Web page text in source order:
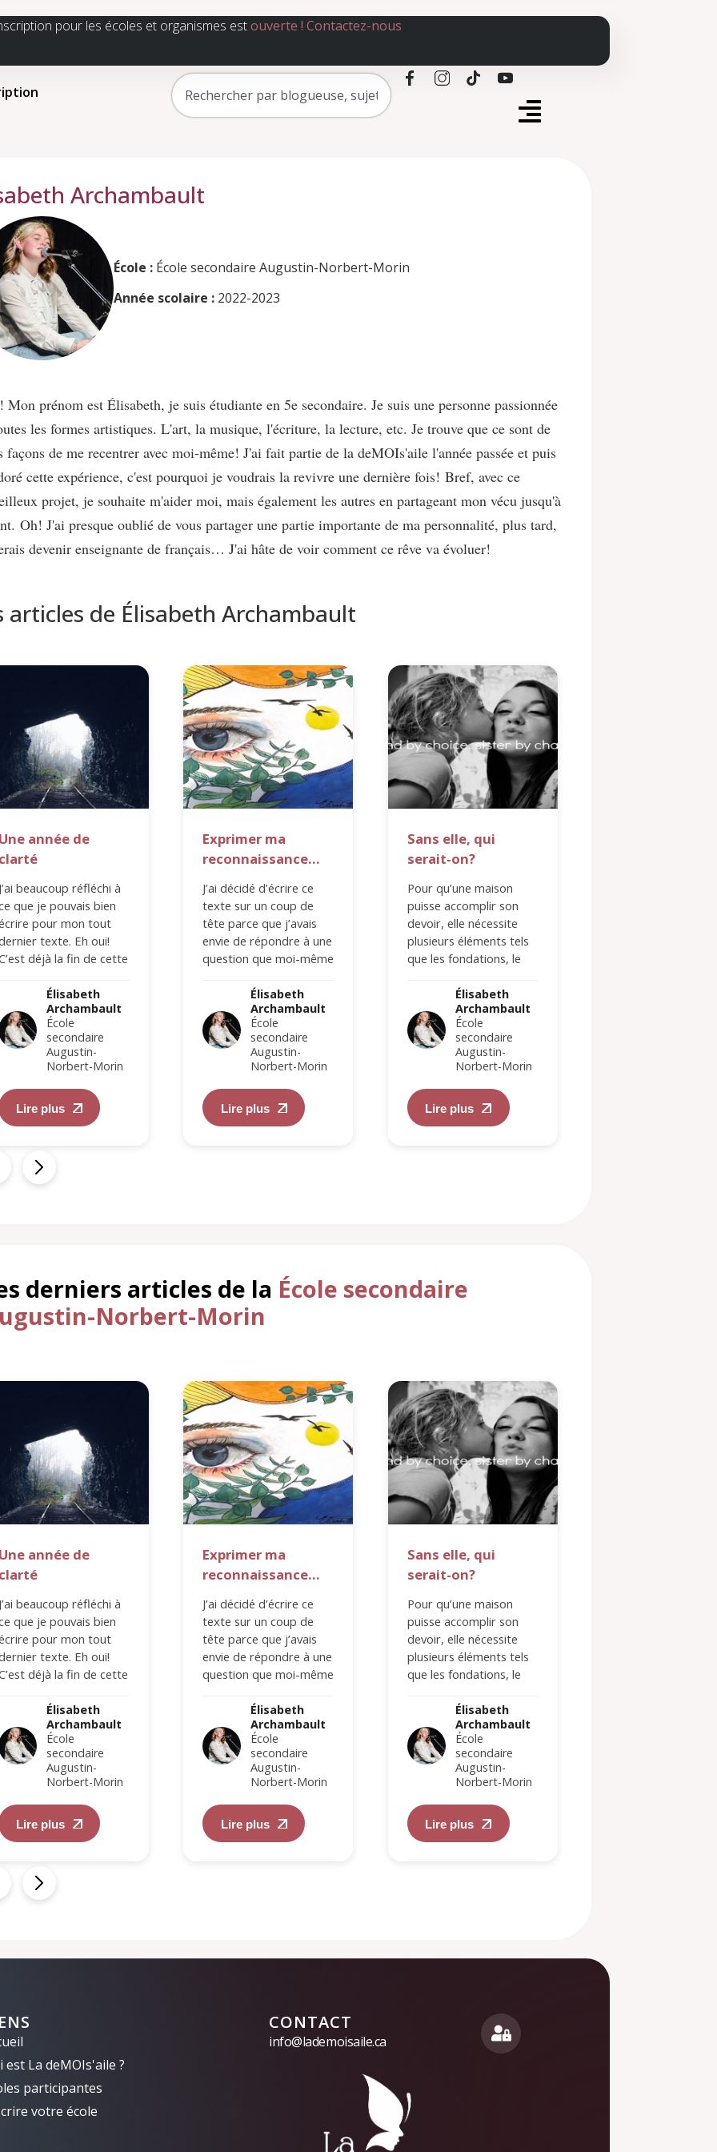
pour les écoles et organismes estouverte ! Contactez-nous
Archambault
École :École secondaire Augustin-Norbert-Morin
Année scolaire :2022-2023
Mon prénom est Élisabeth, je suis étudiante en 5e secondaire. Je suis une personne passionnée
les formes artistiques. L'art, la musique, l'écriture, la lecture, etc. Je trouve que ce sont de
façons de me recentrer avec moi-même! J'ai fait partie de la deMOIs'aile l'année passée et puis
cette expérience, c'est pourquoi je voudrais la revivre une dernière fois! Bref, avec ce
projet, je souhaite m'aider moi, mais également les autres en partageant mon vécu jusqu'à
Oh! J'ai presque oublié de vous partager une partie importante de ma personnalité, plus tard,
devenir enseignante de français… J'ai hâte de voir comment ce rêve va évoluer!
articles de Élisabeth Archambault
année de
beaucoup réfléchi à
que je pouvais bien
pour mon tout
texte. Eh oui!
déjà la fin de cette
Élisabeth
Archambault
École
secondaire
Augustin-
Norbert-Morin
Lire plus
Exprimer ma
reconnaissance…
J’ai décidé d’écrire ce
texte sur un coup de
tête parce que j’avais
envie de répondre à une
question que moi-même
Élisabeth
Archambault
École
secondaire
Augustin-
Norbert-Morin
Lire plus
Sans elle, qui
serait-on?
Pour qu’une maison
puisse accomplir son
devoir, elle nécessite
plusieurs éléments tels
que les fondations, le
etc. Sans ceux-ci, la
maison…
Élisabeth
Archambault
École
secondaire
Augustin-
Norbert-Morin
Lire plus
derniers articles de la École secondaire
Norbert-Morin
année de
beaucoup réfléchi à
que je pouvais bien
pour mon tout
texte. Eh oui!
déjà la fin de cette
Élisabeth
Archambault
École
secondaire
Augustin-
Norbert-Morin
Lire plus
Exprimer ma
reconnaissance…
J’ai décidé d’écrire ce
texte sur un coup de
tête parce que j’avais
envie de répondre à une
question que moi-même
Élisabeth
Archambault
École
secondaire
Augustin-
Norbert-Morin
Lire plus
Sans elle, qui
serait-on?
Pour qu’une maison
puisse accomplir son
devoir, elle nécessite
plusieurs éléments tels
que les fondations, le
etc. Sans ceux-ci, la
maison…
Élisabeth
Archambault
École
secondaire
Augustin-
Norbert-Morin
Lire plus
est La deMOIs'aile ?
participantes
votre école
CONTACT
info@lademoisaile.ca